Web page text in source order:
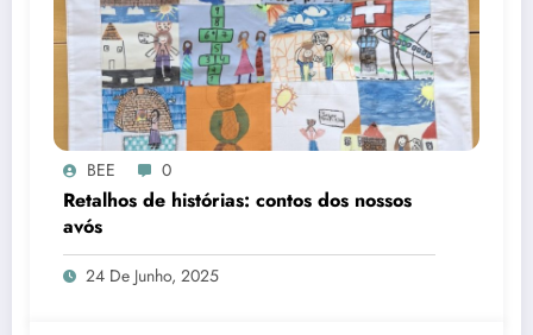
BEE 0
Retalhos de histórias: contos dos nossos
avós
24 De Junho, 2025